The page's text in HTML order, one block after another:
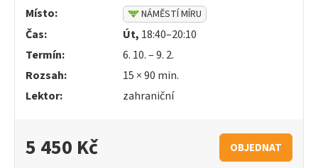
Místo: NÁMĚSTÍ MÍRU
Čas: Út, 18:40–20:10
Termín:
6. 10. – 9. 2.
Rozsah:
15 ×90 min.
Lektor:
zahraniční
5 450 Kč OBJEDNAT